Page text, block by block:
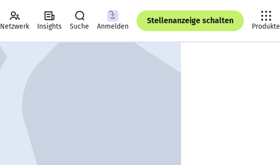
Netzwerk Insights Suche Anmelden
Stellenanzeige schalten
Produkte